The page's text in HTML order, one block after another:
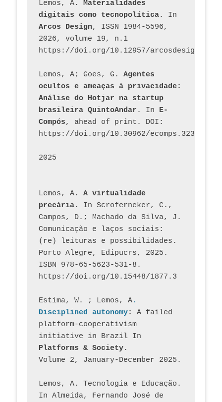
Lemos, A. Materialidades
digitais como tecnopolítica
Arcos Design, ISSN 1984-5596,
2026, volume 19, n.1
https://doi.org/10.12957/
Lemos, A; Goes, G. Agentes
ocultos e ameaças à privacidade:
Análise do Hotjar na startup
brasileira QuintoAndar . In E-
Compós, ahead of print. DOI:
https://doi.org/10.30962/ecomps.3231
2025
Lemos, A. A virtualidade
precária. In Scroferneker, C.,
Campos, D.; Machado da Silva, J.
Comunicação e laços sociais:
(re) leituras e possibilidades.
Porto Alegre, Edipucrs, 2025.
ISBN 978-65-5623-531-8.
https://doi.org/10.15448/1877.3
Estima, W. ; Lemos, A.
Disciplined autonomy: A failed
platform-cooperativism
initiative in Brazil In
Platforms & Society.
Volume 2, January-December 2025.
Lemos, A. Tecnologia e Educação.
In Almeida, Fernando José de